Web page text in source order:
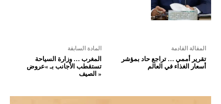
المادة السابقة
المغرب … وزارة السياحة
تستقطب الأجانب بـ »عروض
الصيف »
المقالة القادمة
تقرير أممي … تراجع حاد بمؤشر
أسعار الغذاء في العالم